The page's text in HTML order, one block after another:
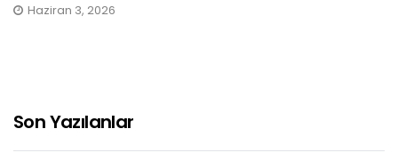
Haziran 3, 2026
Son Yazılanlar